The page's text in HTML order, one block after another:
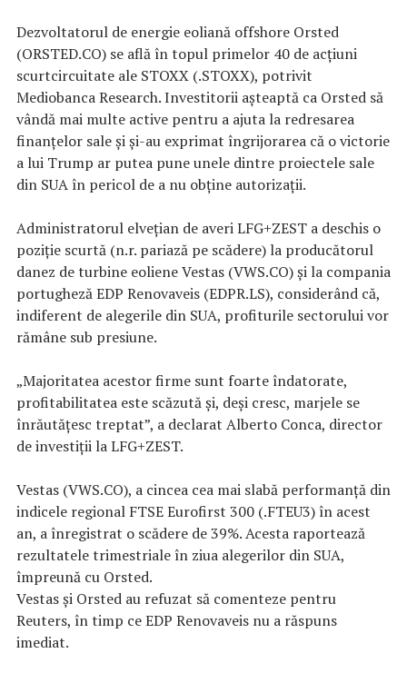
Dezvoltatorul de energie eoliană offshore Orsted
(ORSTED.CO) se află în topul primelor 40 de acțiuni
scurtcircuitate ale STOXX (.STOXX), potrivit
Mediobanca Research. Investitorii așteaptă ca Orsted să
vândă mai multe active pentru a ajuta la redresarea
finanțelor sale și și-au exprimat îngrijorarea că o victorie
a lui Trump ar putea pune unele dintre proiectele sale
din SUA în pericol de a nu obține autorizații.
Administratorul elvețian de averi LFG+ZEST a deschis o
poziție scurtă (n.r. pariază pe scădere) la producătorul
danez de turbine eoliene Vestas (VWS.CO) și la compania
portugheză EDP Renovaveis (EDPR.LS), considerând că,
indiferent de alegerile din SUA, profiturile sectorului vor
rămâne sub presiune.
„Majoritatea acestor firme sunt foarte îndatorate,
profitabilitatea este scăzută și, deși cresc, marjele se
înrăutățesc treptat”, a declarat Alberto Conca, director
de investiții la LFG+ZEST.
Vestas (VWS.CO), a cincea cea mai slabă performanță din
indicele regional FTSE Eurofirst 300 (.FTEU3) în acest
an, a înregistrat o scădere de 39%. Acesta raportează
rezultatele trimestriale în ziua alegerilor din SUA,
împreună cu Orsted.
Vestas și Orsted au refuzat să comenteze pentru
Reuters, în timp ce EDP Renovaveis nu a răspuns
imediat.